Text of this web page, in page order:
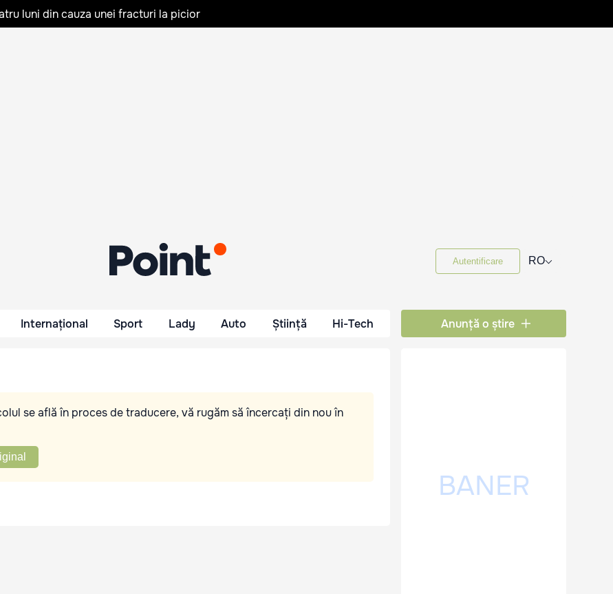
luni din cauza unei fracturi la picior
Autentificare RO⌵
Internațional Sport Lady Auto Știință Hi-Tech Anunță o știre
se află în proces de traducere, vă rugăm să încercați din nou în